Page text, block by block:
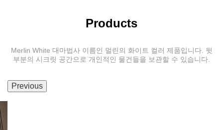
Previous
Products
Merlin White 대마법사 이름인 멀린의 화이트 컬러 제품입니다. 뒷
부분의 시크릿 공간으로 개인적인 물건들을 보관할 수 있습니다.